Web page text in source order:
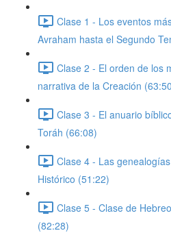
Clase 1 - Los eventos
Avraham hasta el Segundo
Clase 2 - El orden de los
narrativa de la Creación
Clase 3 - El anuario
Toráh (66:08)
Clase 4 - Las
Histórico (51:22)
Clase 5 - Clase de
(82:28)